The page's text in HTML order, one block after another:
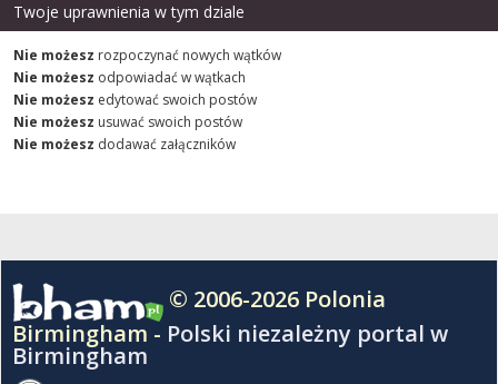
Twoje uprawnienia w tym dziale
Nie możesz rozpoczynać nowych wątków
Nie możesz odpowiadać w wątkach
Nie możesz edytować swoich postów
Nie możesz usuwać swoich postów
Nie możesz dodawać załączników
© 2006-2026 Polonia
Birmingham - Polski niezależny portal w
Birmingham